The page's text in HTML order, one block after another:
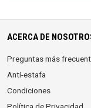
ACERCA DE
Preguntas más
Anti-estafa
Condiciones